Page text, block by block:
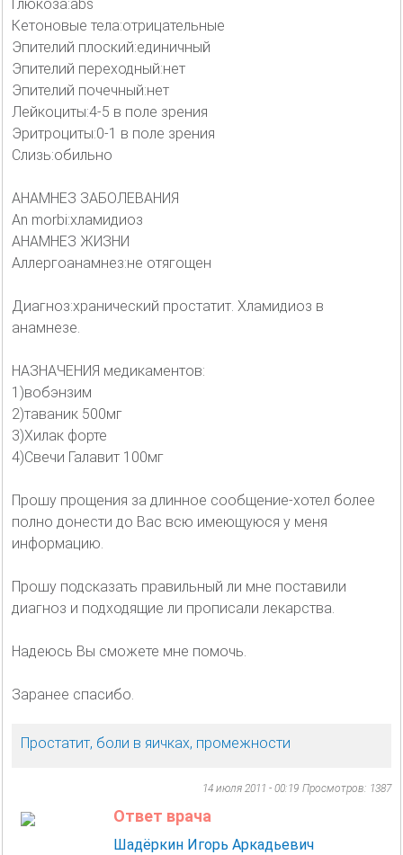
Глюкоза:abs
Кетоновые тела:отрицательные
Эпителий плоский:единичный
Эпителий переходный:нет
Эпителий почечный:нет
Лейкоциты:4-5 в поле зрения
Эритроциты:0-1 в поле зрения
Слизь:обильно
АНАМНЕЗ ЗАБОЛЕВАНИЯ
An morbi:хламидиоз
АНАМНЕЗ ЖИЗНИ
Аллергоанамнез:не отягощен
Диагноз:хранический простатит. Хламидиоз в
анамнезе.
НАЗНАЧЕНИЯ медикаментов:
1)вобэнзим
2)таваник 500мг
3)Хилак форте
4)Свечи Галавит 100мг
Прошу прощения за длинное сообщение-хотел более
полно донести до Вас всю имеющуюся у меня
информацию.
Прошу подсказать правильный ли мне поставили
диагноз и подходящие ли прописали лекарства.
Надеюсь Вы сможете мне помочь.
Заранее спасибо.
Простатит, боли в яичках, промежности
14 июля 2011 - 00:19 Просмотров: 1387
Ответ врача
Шадёркин Игорь Аркадьевич